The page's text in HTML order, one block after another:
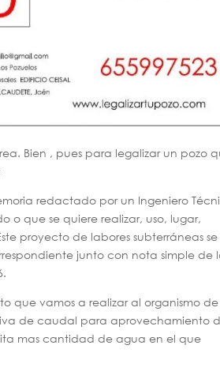
Bien , pues para legalizar un pozo
redactado por un Ingeniero
o que se quiere realizar, uso, lugar,
proyecto de labores subterráneas se
junto con nota simple de
que vamos a realizar al organismo de
de caudal para aprovechamiento
mas cantidad de agua en el que